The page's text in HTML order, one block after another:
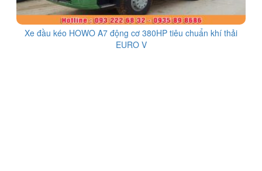
Xe đầu kéo HOWO A7 động cơ 380HP tiêu chuẩn khí thải
EURO V